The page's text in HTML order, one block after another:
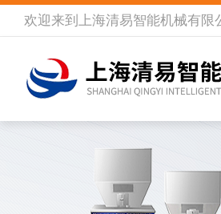
欢迎来到 上海清易智能机械有限